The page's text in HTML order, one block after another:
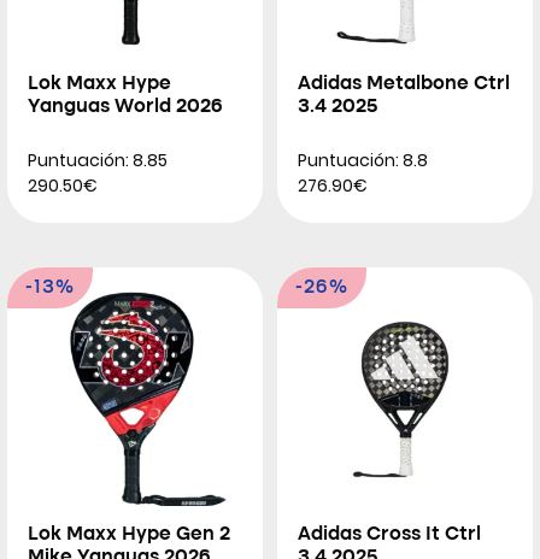
Lok Maxx Hype
Yanguas World 2026
Puntuación: 8.85
290.50€
Adidas Metalbone Ctrl
3.4 2025
Puntuación: 8.8
276.90€
-13%
Lok Maxx Hype Gen 2
-26%
Adidas Cross It Ctrl